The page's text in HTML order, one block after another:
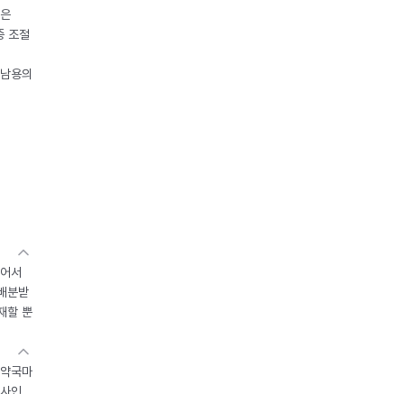
조절
용의
서
분받
할 뿐
국마